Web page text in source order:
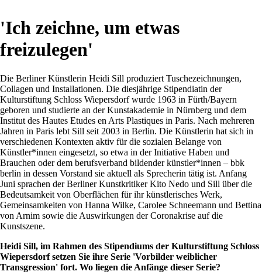
'Ich zeichne, um etwas
freizulegen'
Die Berliner Künstlerin Heidi Sill produziert Tuschezeichnungen,
Collagen und Installationen. Die diesjährige Stipendiatin der
Kulturstiftung Schloss Wiepersdorf wurde 1963 in Fürth/Bayern
geboren und studierte an der Kunstakademie in Nürnberg und dem
Institut des Hautes Etudes en Arts Plastiques in Paris. Nach mehreren
Jahren in Paris lebt Sill seit 2003 in Berlin. Die Künstlerin hat sich in
verschiedenen Kontexten aktiv für die sozialen Belange von
Künstler*innen eingesetzt, so etwa in der Initiative Haben und
Brauchen oder dem berufsverband bildender künstler*innen – bbk
berlin in dessen Vorstand sie aktuell als Sprecherin tätig ist. Anfang
Juni sprachen der Berliner Kunstkritiker Kito Nedo und Sill über die
Bedeutsamkeit von Oberflächen für ihr künstlerisches Werk,
Gemeinsamkeiten von Hanna Wilke, Carolee Schneemann und Bettina
von Arnim sowie die Auswirkungen der Coronakrise auf die
Kunstszene.
Heidi Sill, im Rahmen des Stipendiums der Kulturstiftung Schloss
Wiepersdorf setzen Sie ihre Serie 'Vorbilder weiblicher
Transgression' fort. Wo liegen die Anfänge dieser Serie?